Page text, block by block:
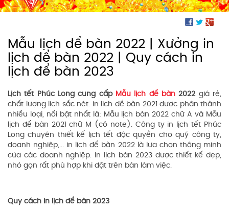
Mẫu lịch để bàn 2022 | Xưởng in
lịch để bàn 2022 | Quy cách in
lịch để bàn 2023
Lịch tết Phúc Long cung cấp Mẫu lịch để bàn 2022 giá rẻ,
chất lượng lịch sắc nét. in lịch để bàn 2021 được phân thành
nhiều loại, nổi bật nhất là: Mẫu lịch bàn 2022 chữ A và Mẫu
lịch để bàn 2021 chữ M (có note). Công ty in lịch tết Phúc
Long chuyên thiết kế lịch tết độc quyền cho quý công ty,
doanh nghiệp,... in lịch để bàn 2022 là lựa chọn thông minh
của các doanh nghiệp. In lịch bàn 2023 được thiết kế đẹp,
nhỏ gọn rất phù hợp khi đặt trên bàn làm việc.
Quy cách in lịch để bàn 2023